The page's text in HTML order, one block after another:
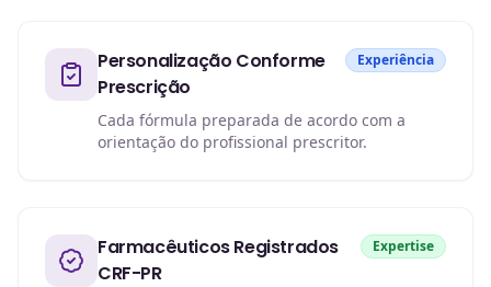
Personalização Conforme
Prescrição
Experiência
Cada fórmula preparada de acordo com a
orientação do profissional prescritor.
Farmacêuticos Registrados
CRF-PR
Expertise